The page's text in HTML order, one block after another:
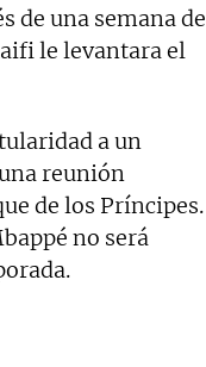
de una semana de
le levantara el
a un
reunión
de los Príncipes.
no será